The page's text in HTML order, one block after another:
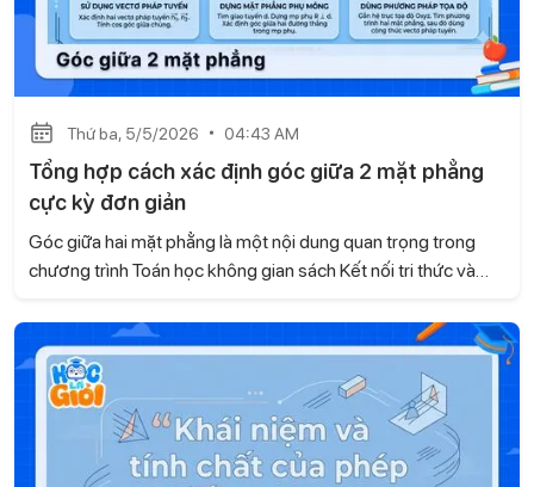
Thứ ba, 5/5/2026 04:43 AM
Tổng hợp cách xác định góc giữa 2 mặt phẳng
cực kỳ đơn giản
Góc giữa hai mặt phẳng là một nội dung quan trọng trong
chương trình Toán học không gian sách Kết nối tri thức và
Tuy nhiên, nhiều học sinh vẫn chưa nắm được phương pháp
giải rõ ràng, dẫn đến việc làm bài thiếu chính xác. Với bài viết,
Gia sư Học là Giỏi sẽ giúp con hệ thống kiến thức một cách
bài bản, từ đó áp dụng hiệu quả vào từng dạng bài cụ thể.